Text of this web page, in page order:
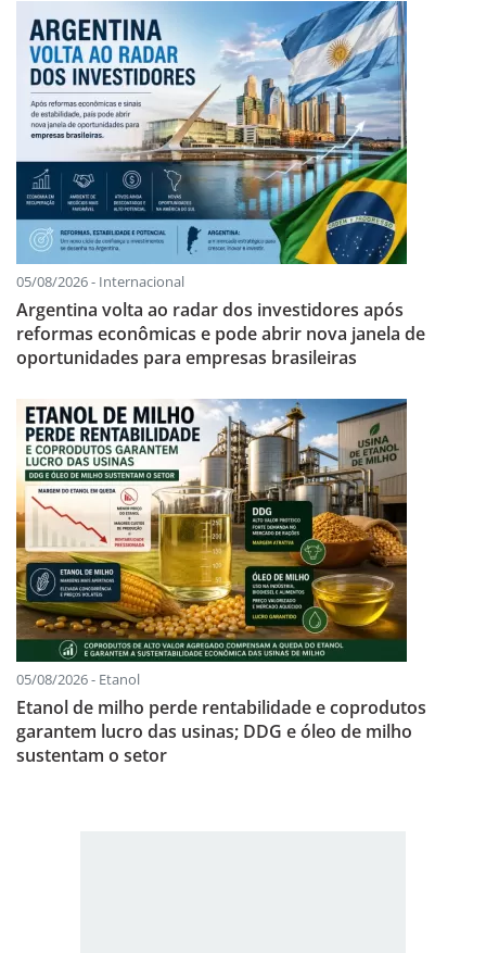
05/08/2026 - Internacional
Argentina volta ao radar dos investidores após
reformas econômicas e pode abrir nova janela de
oportunidades para empresas brasileiras
05/08/2026 - Etanol
Etanol de milho perde rentabilidade e coprodutos
garantem lucro das usinas; DDG e óleo de milho
sustentam o setor